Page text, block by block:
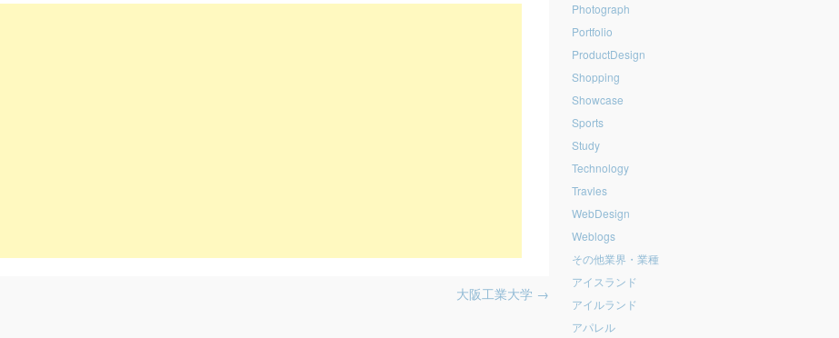
Photograph
Portfolio
ProductDesign
Shopping
Showcase
Sports
Study
Technology
Travles
WebDesign
Weblogs
その他業界・業種
アイスランド
アイルランド
アパレル
大阪工業大学 →